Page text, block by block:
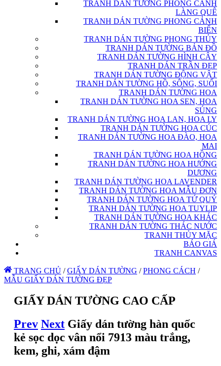
TRANH DÁN TƯỜNG PHONG CẢNH
LÀNG QUÊ
TRANH DÁN TƯỜNG PHONG CẢNH
BIỂN
TRANH DÁN TƯỜNG PHONG THỦY
TRANH DÁN TƯỜNG BẢN ĐỒ
TRANH DÁN TƯỜNG HÌNH CÂY
TRANH DÁN TRẦN ĐẸP
TRANH DÁN TƯỜNG ĐỘNG VẬT
TRANH DÁN TƯỜNG HỒ, SÔNG, SUỐI
TRANH DÁN TƯỜNG HOA
TRANH DÁN TƯỜNG HOA SEN, HOA
SÚNG
TRANH DÁN TƯỜNG HOA LAN, HOA LY
TRANH DÁN TƯỜNG HOA CÚC
TRANH DÁN TƯỜNG HOA ĐÀO, HOA
MAI
TRANH DÁN TƯỜNG HOA HỒNG
TRANH DÁN TƯỜNG HOA HƯỚNG
DƯƠNG
TRANH DÁN TƯỜNG HOA LAVENDER
TRANH DÁN TƯỜNG HOA MẪU ĐƠN
TRANH DÁN TƯỜNG HOA TỨ QUÝ
TRANH DÁN TƯỜNG HOA TUYLIP
TRANH DÁN TƯỜNG HOA KHÁC
TRANH DÁN TƯỜNG THÁC NƯỚC
TRANH THỦY MẶC
BÁO GIÁ
TRANH CANVAS
TRANG CHỦ / GIẤY DÁN TƯỜNG / PHONG CÁCH /
MẪU GIẤY DÁN TƯỜNG ĐẸP
GIẤY DÁN TƯỜNG CAO CẤP
Prev Next Giấy dán tường hàn quốc
kẻ sọc dọc vân nổi 7913 màu trắng,
kem, ghi, xám đậm